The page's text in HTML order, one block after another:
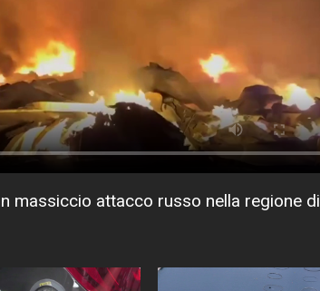
massiccio attacco russo nella regione di